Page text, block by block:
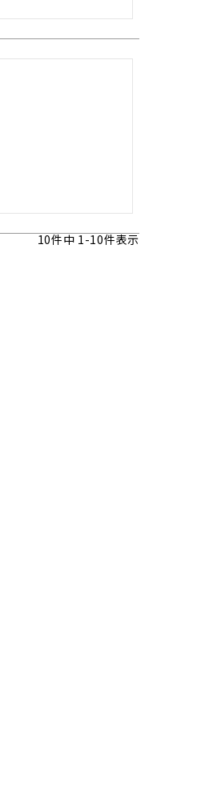
10件中1-10件表示